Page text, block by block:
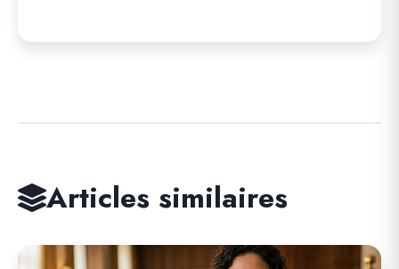
Articles similaires